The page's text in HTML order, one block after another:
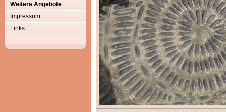
Weitere Angebote
Impressum
Links